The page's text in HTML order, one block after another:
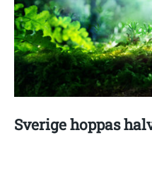
Sverige hoppas